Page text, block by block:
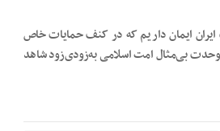
ایران ایمان داریم که در کنف حمایات خاص
وحدت بی‌مثال امت اسلامی به‌زودی‌زود شاهد